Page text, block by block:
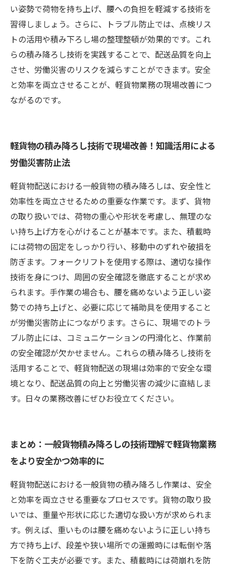
い姿勢で荷物を持ち上げ、腰への負担を軽減する技術を
習得しましょう。さらに、トラブル防止では、点検リス
トの活用や積み下ろし場の整理整頓が効果的です。これ
らの積み降ろし技術を実践することで、配送品質を向上
させ、労働災害のリスクを減らすことができます。安全
と効率を両立させることが、軽貨物業務の現場改善につ
ながるのです。
軽貨物の積み降ろし技術で現場改善！知識活用による
労働災害防止法
軽貨物配送における一般貨物の積み降ろしは、安全性と
効率性を両立させるための重要な作業です。まず、貨物
の取り扱いでは、荷物の重心や形状を考慮し、無理のな
い持ち上げ方を心がけることが基本です。また、積載時
には荷物の固定をしっかり行い、移動中のずれや破損を
防ぎます。フォークリフトを使用する際は、適切な操作
技術を身につけ、周囲の安全確認を徹底することが求め
られます。手作業の場合も、腰を痛めないよう正しい姿
勢での持ち上げと、必要に応じて補助具を使用すること
が労働災害防止につながります。さらに、現場でのトラ
ブル防止には、コミュニケーションの円滑化と、作業前
の安全確認が欠かせません。これらの積み降ろし技術を
活用することで、軽貨物配送の現場は効率的で安全な環
境となり、配送品質の向上と労働災害の減少に直結しま
す。日々の業務改善にぜひお役立てください。
まとめ：一般貨物積み降ろしの技術理解で軽貨物業務
をより安全かつ効率的に
軽貨物配送における一般貨物の積み降ろし作業は、安全
と効率を両立させる重要なプロセスです。貨物の取り扱
いでは、重量や形状に応じた適切な扱い方が求められま
す。例えば、重いものは腰を痛めないように正しい持ち
方で持ち上げ、段差や狭い場所での運搬時には転倒や落
下を防ぐ工夫が必要です。また、積載時には荷崩れを防